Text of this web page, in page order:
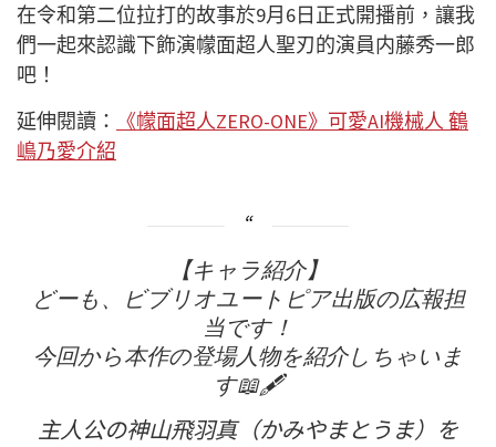
在令和第二位拉打的故事於9月6日正式開播前，讓我
們一起來認識下飾演幪面超人聖刃的演員内藤秀一郎
吧！
延伸閱讀：
《幪面超人ZERO-ONE》可愛AI機械人 鶴
嶋乃愛介紹
【キャラ紹介】
どーも、ビブリオユートピア出版の広報担
当です！
今回から本作の登場人物を紹介しちゃいま
す📖🖋
主人公の神山飛羽真（かみやまとうま）を